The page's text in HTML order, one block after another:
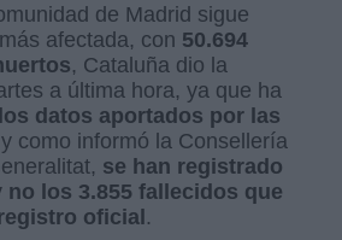
de Madrid sigue
afectada, con 50.694
, Cataluña dio la
a última hora, ya que ha
datos aportados por las
como informó la Consellería
se han registrado
no los 3.855 fallecidos que
oficial.